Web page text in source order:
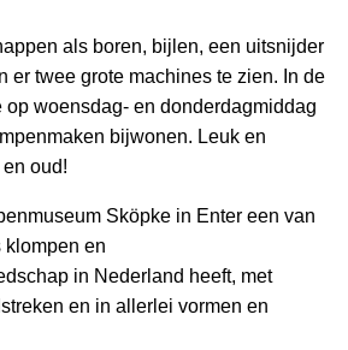
als boren, bijlen, een uitsnijder
er twee grote machines te zien. In de
op woensdag- en donderdagmiddag
bijwonen. Leuk en
oud!
Sköpke in Enter een van
klompen en
in Nederland heeft, met
en in allerlei vormen en